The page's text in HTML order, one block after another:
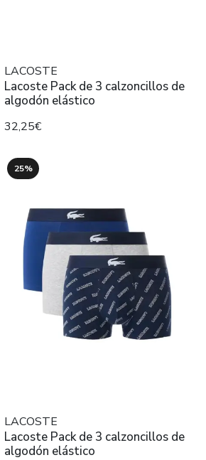
LACOSTE
Lacoste Pack de 3 calzoncillos de
algodón elástico
32,25€
25%
LACOSTE
Lacoste Pack de 3 calzoncillos de
algodón elástico